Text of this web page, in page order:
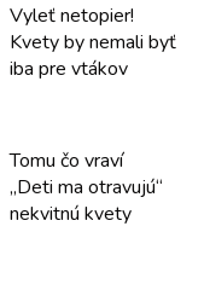
Vyleť netopier!
Kvety by nemali byť
iba pre vtákov
Tomu čo vraví
„Deti ma otravujú“
nekvitnú kvety